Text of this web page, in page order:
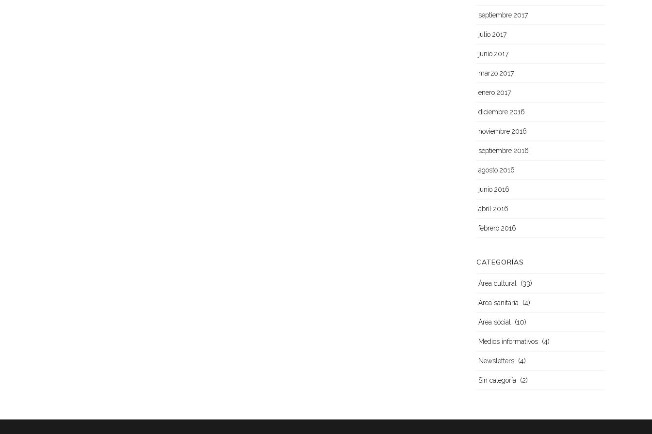
septiembre 2017
julio 2017
junio 2017
marzo 2017
enero 2017
diciembre 2016
noviembre 2016
septiembre 2016
agosto 2016
junio 2016
abril 2016
febrero 2016
CATEGORÍAS
Área cultural (33)
Área sanitaria (4)
Área social (10)
Medios informativos (4)
Newsletters (4)
Sin categoría (2)